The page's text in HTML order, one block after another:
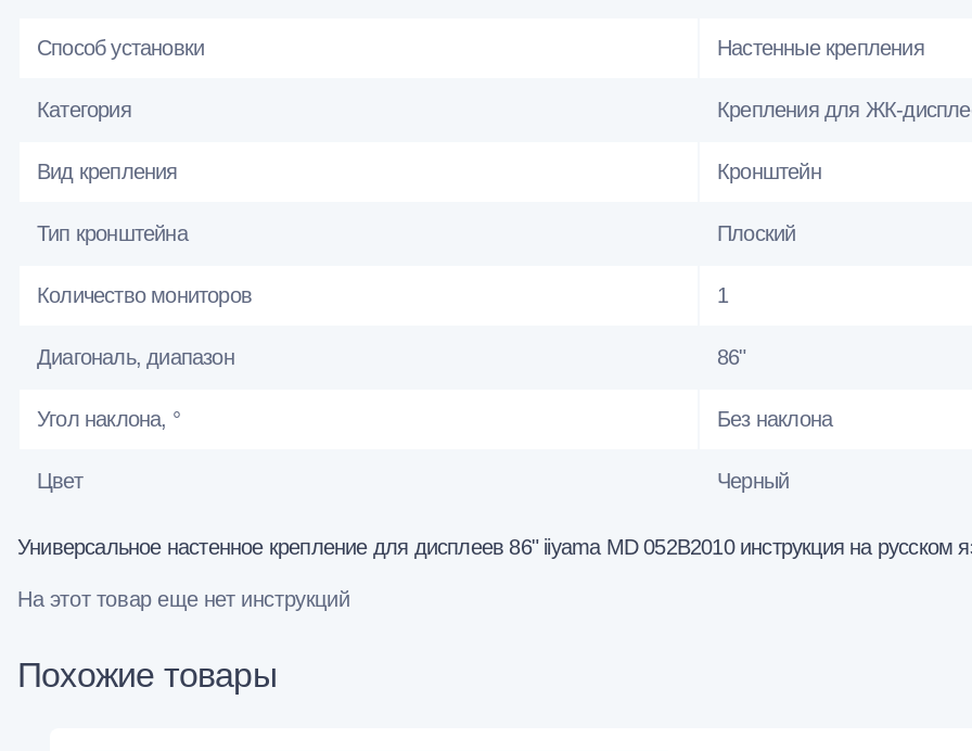
Способ установки Настенные крепления
Категория Крепления для ЖК-
Вид крепления Кронштейн
Тип кронштейна Плоский
Количество мониторов 1
Диагональ, диапазон 86"
Угол наклона, ° Без наклона
Цвет Черный
Универсальное настенное крепление для дисплеев 86" iiyama MD 052B2010 инструкция на русском
На этот товар еще нет инструкций
Похожие товары